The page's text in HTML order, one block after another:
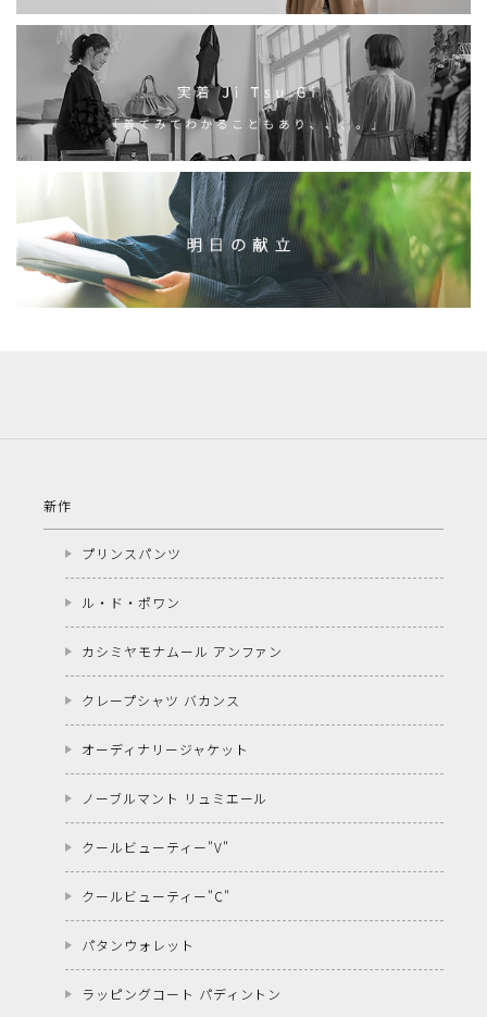
新作
プリンスパンツ
ル・ド・ポワン
カシミヤモナムール アンファン
クレープシャツ バカンス
オーディナリージャケット
ノーブルマント リュミエール
クールビューティー"V"
クールビューティー"C"
パタンウォレット
ラッピングコート パディントン